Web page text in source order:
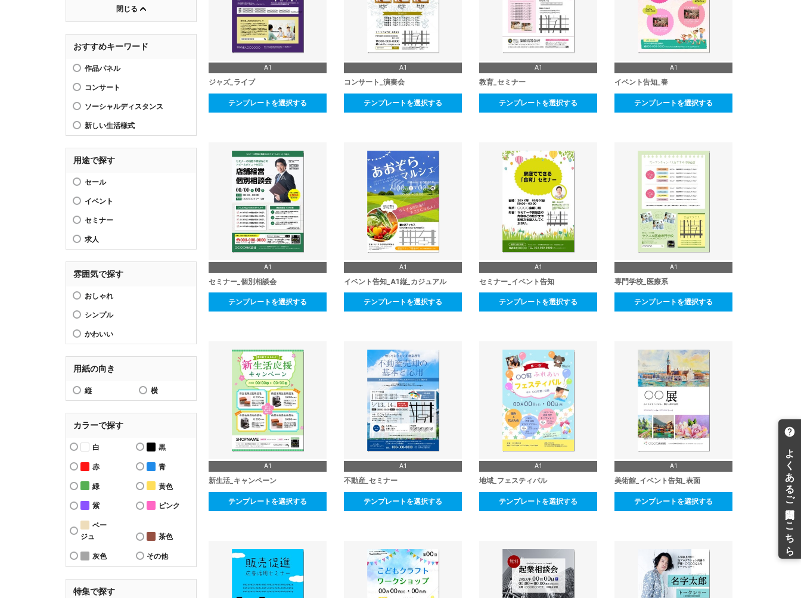
閉じる
おすすめキーワード
作品パネル
コンサート
ソーシャルディスタンス
新しい生活様式
用途で探す
セール
イベント
セミナー
求人
雰囲気で探す
おしゃれ
シンプル
かわいい
用紙の向き
縦 横
カラーで探す
白 黒
赤 青
緑 黄色
紫 ピンク
ベー
ジュ
茶色
灰色 その他
特集で探す
A1
ジャズ_ライブ
テンプレートを選択する
A1
コンサート_演奏会
テンプレートを選択する
A1
教育_セミナー
テンプレートを選択する
A1
イベント告知_春
テンプレートを選択する
A1
セミナー_個別相談会
テンプレートを選択する
A1
イベント告知_A1縦_カジュアル
テンプレートを選択する
A1
セミナー_イベント告知
テンプレートを選択する
A1
専門学校_医療系
テンプレートを選択する
A1
新生活_キャンペーン
テンプレートを選択する
A1
不動産_セミナー
テンプレートを選択する
A1
地域_フェスティバル
テンプレートを選択する
A1
美術館_イベント告知_表面
テンプレートを選択する